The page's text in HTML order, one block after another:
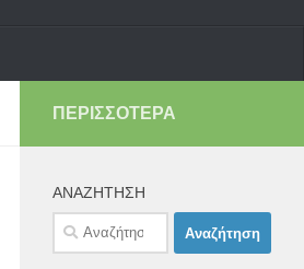
ΠΕΡΙΣΣΌΤΕΡΑ
ΑΝΑΖΉΤΗΣΗ
Αναζήτηση
για: